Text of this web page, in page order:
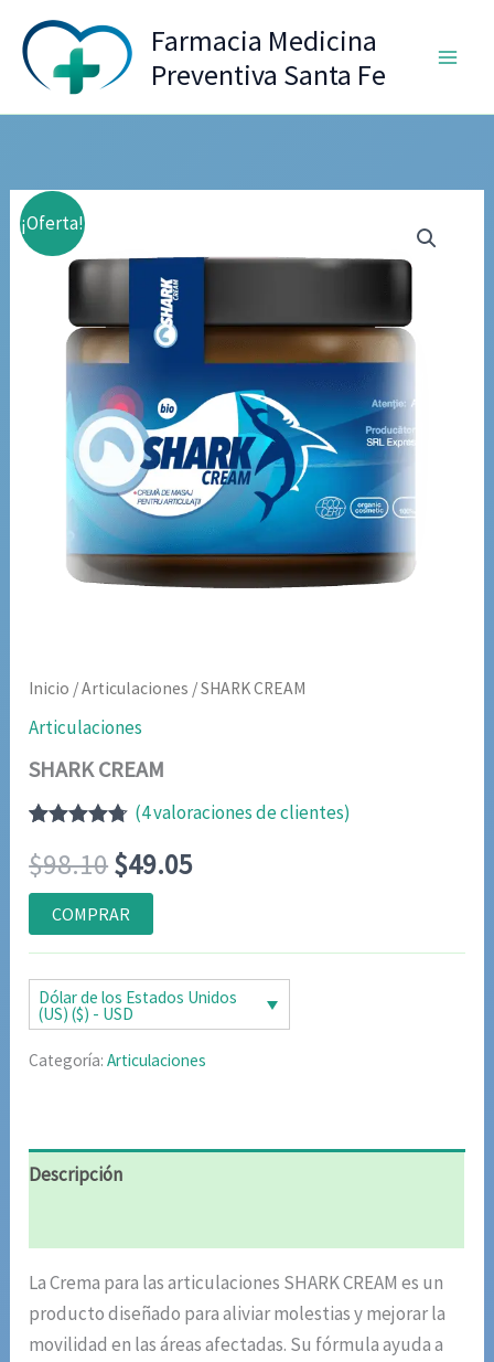
contenido
Farmacia Medicina
Preventiva Santa Fe
¡Oferta!
Inicio /Articulaciones / SHARK CREAM
Articulaciones
SHARK CREAM
con4.67de
5 en base
a
valoraciones
de
clientes
(4valoraciones de clientes)
$98.10El
precio
original
era:
$98.10.
$49.05El
actual
es:
$49.05.
COMPRAR
Dólar de los Estados Unidos
(US) ($) - USD
Categoría:Articulaciones
Descripción
La Crema para las articulaciones SHARK CREAM es un
producto diseñado para aliviar molestias y mejorar la
movilidad en las áreas afectadas. Su fórmula ayuda a